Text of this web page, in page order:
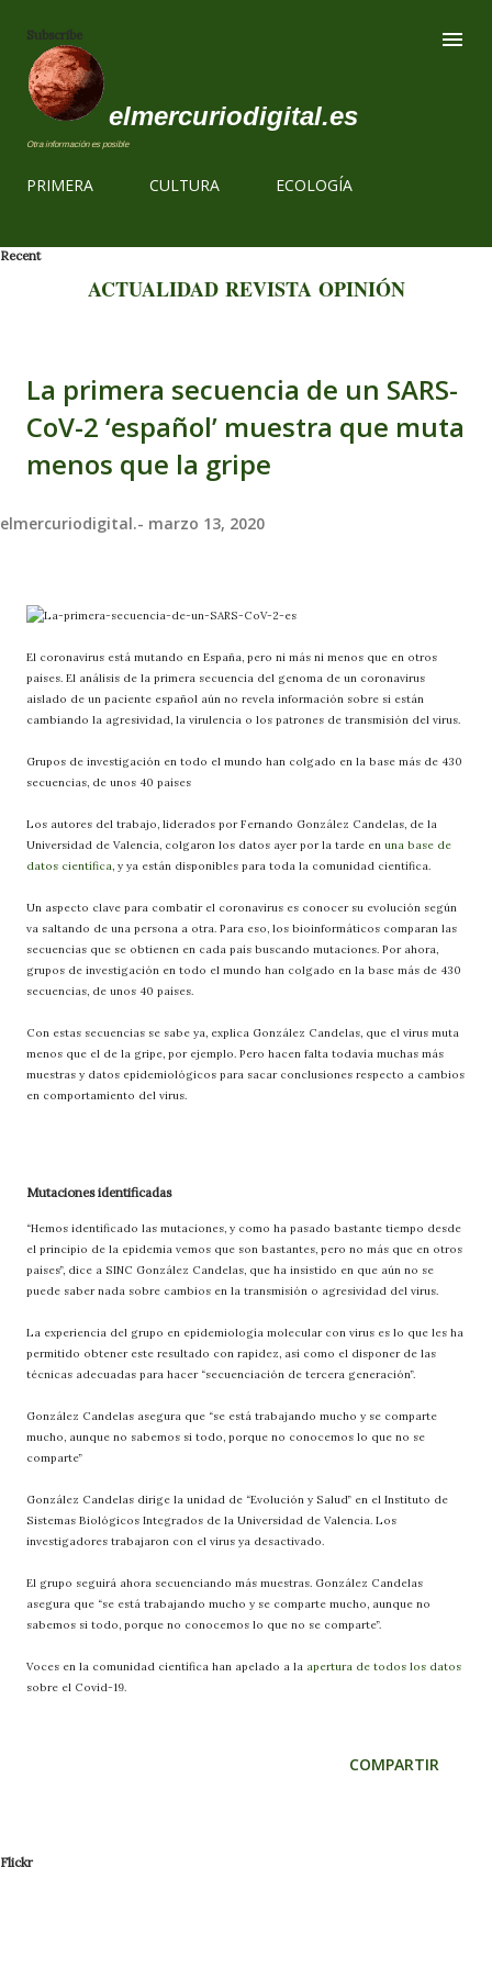
Subscribe
elmercuriodigital.es
Otra información es posible
PRIMERA CULTURA ECOLOGÍA
Recent
ACTUALIDAD REVISTA OPINIÓN
La primera secuencia de un SARS-
CoV-2 ‘español’ muestra que muta
menos que la gripe
elmercuriodigital.- marzo 13, 2020
El coronavirus está mutando en España, pero ni más ni menos que en otros
países. El análisis de la primera secuencia del genoma de un coronavirus
aislado de un paciente español aún no revela información sobre si están
cambiando la agresividad, la virulencia o los patrones de transmisión del virus.
Grupos de investigación en todo el mundo han colgado en la base más de 430
secuencias, de unos 40 países
Los autores del trabajo, liderados por Fernando González Candelas, de la
Universidad de Valencia, colgaron los datos ayer por la tarde en una base de
datos científica, y ya están disponibles para toda la comunidad científica.
Un aspecto clave para combatir el coronavirus es conocer su evolución según
va saltando de una persona a otra. Para eso, los bioinformáticos comparan las
secuencias que se obtienen en cada país buscando mutaciones. Por ahora,
grupos de investigación en todo el mundo han colgado en la base más de 430
secuencias, de unos 40 países.
Con estas secuencias se sabe ya, explica González Candelas, que el virus muta
menos que el de la gripe, por ejemplo. Pero hacen falta todavía muchas más
muestras y datos epidemiológicos para sacar conclusiones respecto a cambios
en comportamiento del virus.
Mutaciones identificadas
“Hemos identificado las mutaciones, y como ha pasado bastante tiempo desde
el principio de la epidemia vemos que son bastantes, pero no más que en otros
países”, dice a SINC González Candelas, que ha insistido en que aún no se
puede saber nada sobre cambios en la transmisión o agresividad del virus.
La experiencia del grupo en epidemiología molecular con virus es lo que les ha
permitido obtener este resultado con rapidez, así como el disponer de las
técnicas adecuadas para hacer “secuenciación de tercera generación”.
González Candelas asegura que “se está trabajando mucho y se comparte
mucho, aunque no sabemos si todo, porque no conocemos lo que no se
comparte”
González Candelas dirige la unidad de “Evolución y Salud” en el Instituto de
Sistemas Biológicos Integrados de la Universidad de Valencia. Los
investigadores trabajaron con el virus ya desactivado.
El grupo seguirá ahora secuenciando más muestras. González Candelas
asegura que “se está trabajando mucho y se comparte mucho, aunque no
sabemos si todo, porque no conocemos lo que no se comparte”.
Voces en la comunidad científica han apelado a la apertura de todos los datos
sobre el Covid-19.
COMPARTIR
Flickr